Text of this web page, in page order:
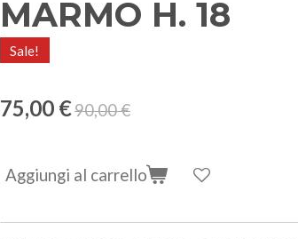
MARMO H. 18
Sale!
75,00 €90,00 €
Aggiungi al carrello